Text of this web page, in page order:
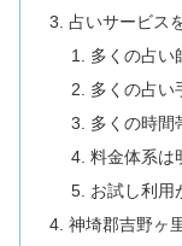
占いサービス
多くの占い
多くの占い
多くの時間
料金体系は
お試し利用
神埼郡吉野ヶ